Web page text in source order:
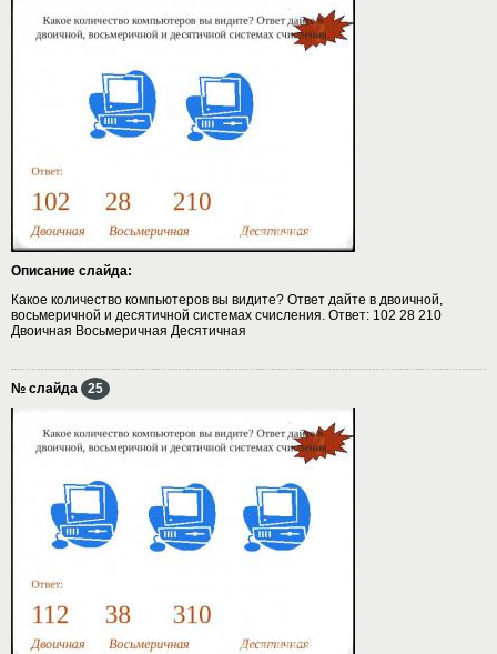
Описание слайда:
Какое количество компьютеров вы видите? Ответ дайте в двоичной,
восьмеричной и десятичной системах счисления. Ответ: 102 28 210
Двоичная Восьмеричная Десятичная
№ слайда 25